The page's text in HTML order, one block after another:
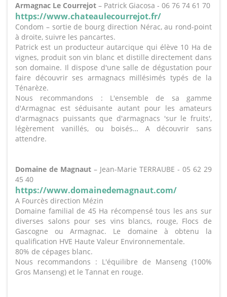
Armagnac Le Courrejot – Patrick Giacosa - 06 76 74 61 70
https://www.chateaulecourrejot.fr/
Condom – sortie de bourg direction Nérac, au rond-point
à droite, suivre les pancartes.
Patrick est un producteur autarcique qui élève 10 Ha de
vignes, produit son vin blanc et distille directement dans
son domaine. Il dispose d'une salle de dégustation pour
faire découvrir ses armagnacs millésimés typés de la
Ténarèze.
Nous recommandons : L'ensemble de sa gamme
d'Armagnac est séduisante autant pour les amateurs
d'armagnacs puissants que d'armagnacs 'sur le fruits',
légèrement vanillés, ou boisés… A découvrir sans
attendre.
Domaine de Magnaut – Jean-Marie TERRAUBE - 05 62 29
45 40
https://www.domainedemagnaut.com/
A Fourcès direction Mézin
Domaine familial de 45 Ha récompensé tous les ans sur
diverses salons pour ses vins blancs, rouge, Flocs de
Gascogne ou Armagnac. Le domaine à obtenu la
qualification HVE Haute Valeur Environnementale.
80% de cépages blanc.
Nous recommandons : L'équilibre de Manseng (100%
Gros Manseng) et le Tannat en rouge.